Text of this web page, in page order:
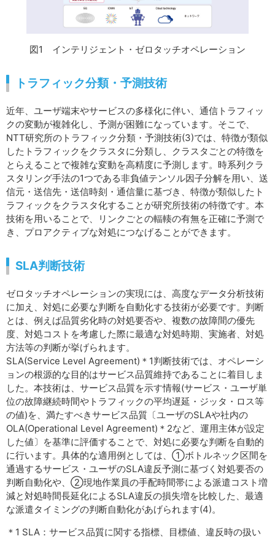
図1 インテリジェント・ゼロタッチオペレーション
トラフィック分類・予測技術
近年、ユーザ端末やサービスの多様化に伴い、通信トラフィッ
クの変動が複雑化し、予測が困難になっています。そこで、
NTT研究所のトラフィック分類・予測技術(3)では、特徴が類似
したトラフィックをクラスタに分類し、クラスタごとの特徴を
とらえることで複雑な変動を高精度に予測します。時系列クラ
スタリング手法の1つである非負値テンソル因子分解を用い、送
信元・送信先・送信時刻・通信量に基づき、特徴が類似したト
ラフィックをクラスタ化することが研究所技術の特徴です。本
技術を用いることで、リンクごとの輻輳の有無を正確に予測で
き、プロアクティブな対処につなげることができます。
SLA判断技術
ゼロタッチオペレーションの実現には、高度なデータ分析技術
に加え、対処に必要な判断を自動化する技術が必要です。判断
とは、例えば品質劣化時の対処要否や、複数の故障間の優先
度、対処コストを考慮した際に最適な対処時期、実施者、対処
方法等の判断が挙げられます。
SLA(Service Level Agreement)＊1判断技術では、オペレーシ
ョンの根源的な目的はサービス品質維持であることに着目しま
した。本技術は、サービス品質を示す情報(サービス・ユーザ単
位の故障継続時間やトラフィックの平均遅延・ジッタ・ロス等
の値)を、満たすべきサービス品質〔ユーザのSLAや社内の
OLA(Operational Level Agreement)＊2など、運用主体が設定
した値〕を基準に評価することで、対処に必要な判断を自動的
に行います。具体的な適用例としては、①ボトルネック区間を
通過するサービス・ユーザのSLA違反予測に基づく対処要否の
判断自動化や、②現地作業員の手配時間帯による派遣コスト増
減と対処時間長延化によるSLA違反の損失増を比較した、最適
な派遣タイミングの判断自動化があげられます(4)。
＊1 SLA：サービス品質に関する指標、目標値、違反時の扱い